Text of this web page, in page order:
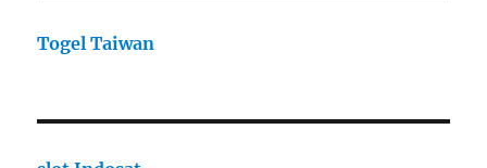
Togel Taiwan